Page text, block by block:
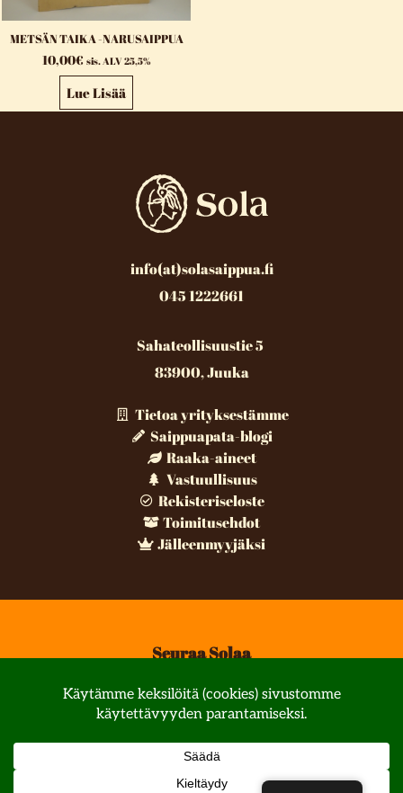
METSÄN TAIKA -NARUSAIPPUA
10,00€ sis. ALV 25,5%
Lue Lisää
info(at)solasaippua.fi
045 1222661
Sahateollisuustie 5
83900, Juuka
Tietoa yrityksestämme
Saippuapata-blogi
Raaka-aineet
Vastuullisuus
Rekisteriseloste
Toimitusehdot
Jälleenmyyjäksi
Seuraa Solaa
© All rights reserved